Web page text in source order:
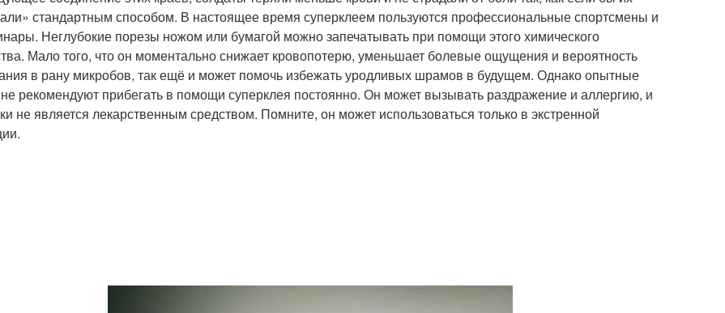
стандартным способом. В настоящее время суперклеем пользуются профессиональные спортсмены и
Неглубокие порезы ножом или бумагой можно запечатывать при помощи этого химического
Мало того, что он моментально снижает кровопотерю, уменьшает болевые ощущения и вероятность
в рану микробов, так ещё и может помочь избежать уродливых шрамов в будущем. Однако опытные
рекомендуют прибегать в помощи суперклея постоянно. Он может вызывать раздражение и аллергию, и
не является лекарственным средством. Помните, он может использоваться только в экстренной